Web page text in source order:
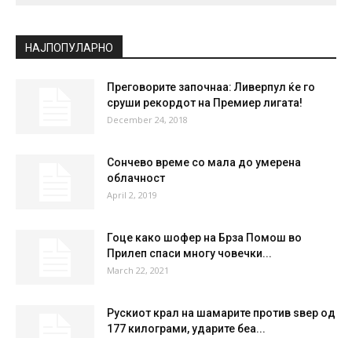
НАЈПОПУЛАРНО
Преговорите започнаа: Ливерпул ќе го
сруши рекордот на Премиер лигата!
December 24, 2018
Сончево време со мала до умерена
облачност
April 2, 2019
Гоце како шофер на Брза Помош во
Прилеп спаси многу човечки...
March 22, 2021
Рускиот крал на шамарите против ѕвер од
177 килограми, ударите беа...